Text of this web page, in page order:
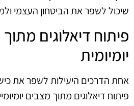
שיכול לשפר את הביטחון העצמי
פיתוח דיאלוגים
יומיומית
אחת הדרכים היעילות לשפר את
פיתוח דיאלוגים מתוך מצבים